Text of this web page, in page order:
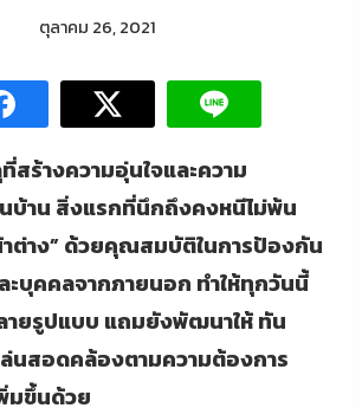
ตุลาคม 26, 2021
ร้างความอุ่นใจและความ
บ้าน สิ่งแรกที่นึกถึงคงหนีไม่พ้น
าต่าง” ด้วยคุณสมบัติในการป้องกัน
ะบุคคลจากภายนอก ทำให้ทุกวันนี้
ายรูปแบบ แถมยังพัฒนาให้ ทัน
นสอดคล้องตามความต้องการ
มขึ้นด้วย